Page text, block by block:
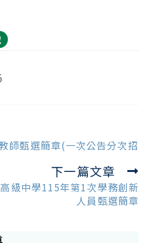
師甄選簡章(一次公告分次招
下一篇文章
級中學115年第1次學務創新
人員甄選簡章